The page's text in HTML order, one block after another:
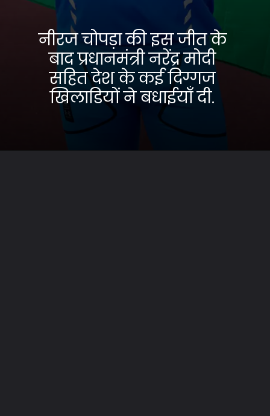
नीरज चोपड़ा की इस जीत के
बाद प्रधानमंत्री नरेंद्र मोदी
सहित देश के कई दिग्गज
खिलाडियों ने बधाईयाँ दी.